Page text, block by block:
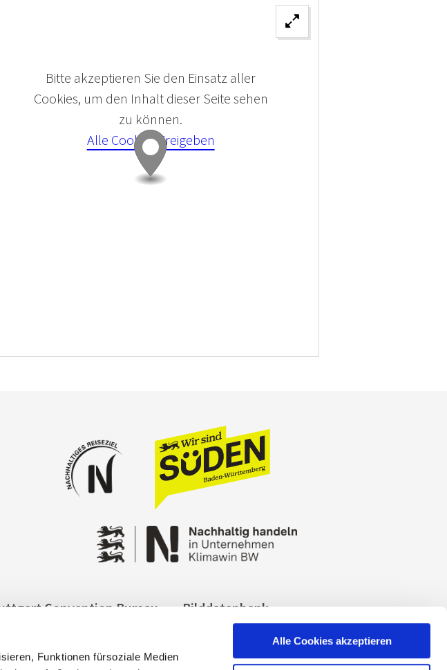
Funktionen fürsoziale Medien
Alle Cookies akzeptieren
Bitte akzeptieren Sie den Einsatz aller
Cookies, um den Inhalt dieser Seite sehen
zu können.
Alle Cookies Freigeben
Convention Bureau
Bilddatenbank